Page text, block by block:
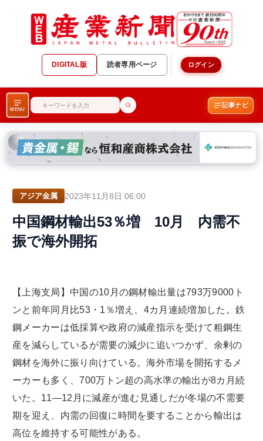
DIGITAL版 読者専用ページ ログイン
MENU
記事ナビ
アジア金属 2023年11月8日 06:00
中国鋼材輸出53％増 10月 内需不
振で海外開拓
【上海支局】中国の10月の鋼材輸出量は793万9000ト
ンと前年同月比53・1％増え、4カ月連続増加した。鉄
鋼メーカーは低採算や政府の減産指示を受けて粗鋼生
産を減らしているが需要の減少に追いつかず、余剰の
鋼材を海外に振り向けている。海外市場を開拓するメ
ーカーも多く、700万トン超の高水準の輸出が8カ月続
いた。11―12月に減産が進む見通しだが冬場の不需要
期を迎え、内需の回復に時間を要することから輸出は
高位を維持する可能性がある。